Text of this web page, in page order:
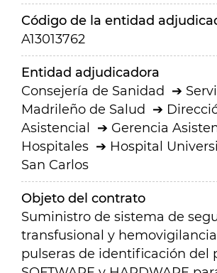
Código de la entidad
A13013762
Entidad adjudicadora
Consejería de Sanidad
Madrileño de Salud
Asistencial
Gerencia
Hospitales
Hospital
San Carlos
Objeto del contrato
Suministro de sistema de
transfusional y
pulseras de identificación del